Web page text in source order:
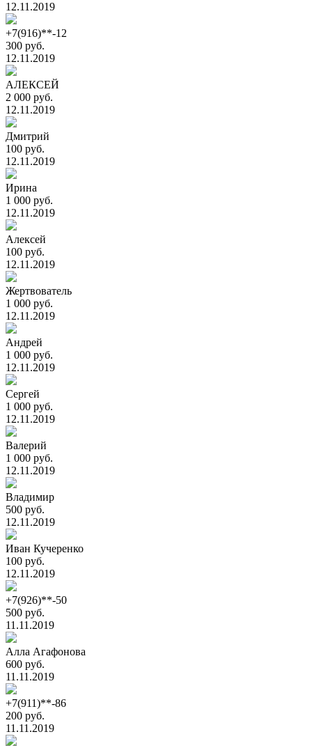
12.11.2019
+7(916)**-12
300 руб.
12.11.2019
АЛЕКСЕЙ
2 000 руб.
12.11.2019
Дмитрий
100 руб.
12.11.2019
Ирина
1 000 руб.
12.11.2019
Алексей
100 руб.
12.11.2019
Жертвователь
1 000 руб.
12.11.2019
Андрей
1 000 руб.
12.11.2019
Сергей
1 000 руб.
12.11.2019
Валерий
1 000 руб.
12.11.2019
Владимир
500 руб.
12.11.2019
Иван Кучеренко
100 руб.
12.11.2019
+7(926)**-50
500 руб.
11.11.2019
Алла Агафонова
600 руб.
11.11.2019
+7(911)**-86
200 руб.
11.11.2019